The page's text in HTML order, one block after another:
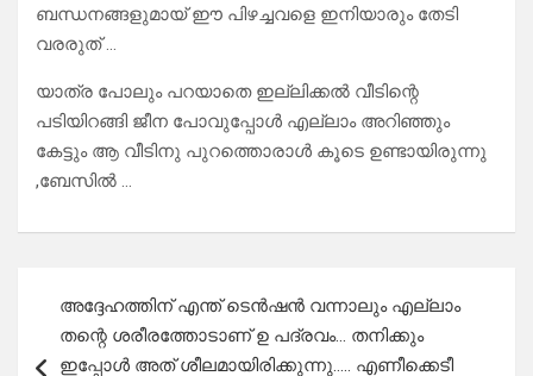
ബന്ധനങ്ങളുമായ് ഈ പിഴച്ചവളെ ഇനിയാരും തേടി
വരരുത് …
യാത്ര പോലും പറയാതെ ഇല്ലിക്കൽ വീടിന്റെ
പടിയിറങ്ങി ജീന പോവുപ്പോൾ എല്ലാം അറിഞ്ഞും
കേട്ടും ആ വീടിനു പുറത്തൊരാൾ കൂടെ ഉണ്ടായിരുന്നു
,ബേസിൽ …
navigation
അദ്ദേഹത്തിന് എന്ത് ടെൻഷൻ വന്നാലും എല്ലാം
തന്റെ ശരീരത്തോടാണ് ഉ പദ്രവം… തനിക്കും
ഇപ്പോൾ അത് ശീലമായിരിക്കുന്നു….. എണീക്കെടീ